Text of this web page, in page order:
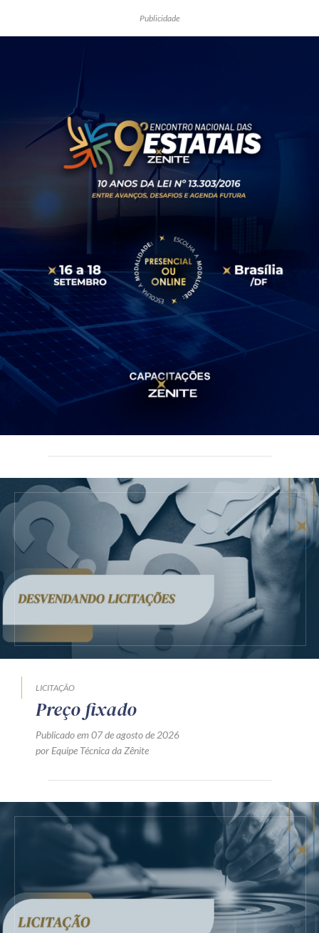
Publicidade
LICITAÇÃO
Preço fixado
Publicado em 07 de agosto de 2026
por Equipe Técnica da Zênite